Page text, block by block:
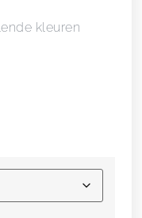
kleuren